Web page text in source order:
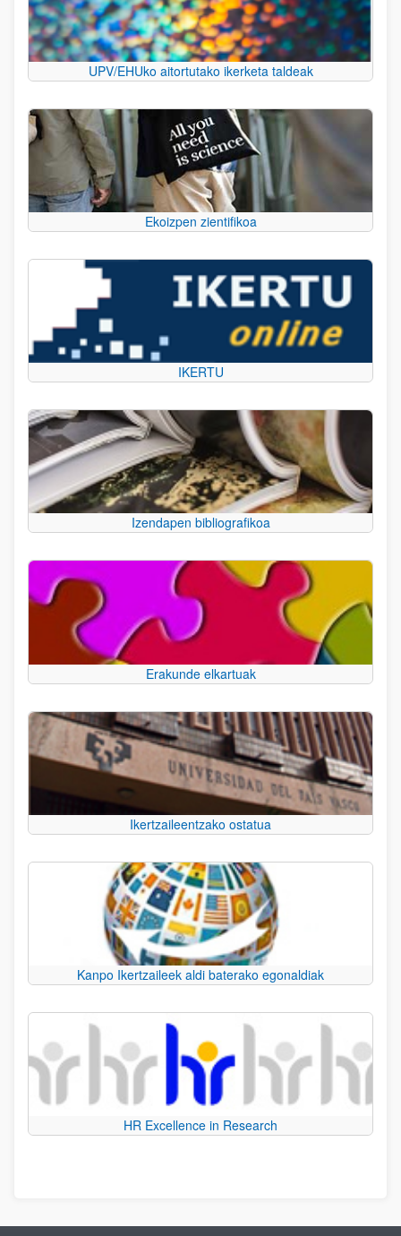
UPV/EHUko aitortutako ikerketa taldeak
Ekoizpen zientifikoa
IKERTU
Izendapen bibliografikoa
Erakunde elkartuak
Ikertzaileentzako ostatua
Kanpo Ikertzaileek aldi baterako egonaldiak
HR Excellence in Research